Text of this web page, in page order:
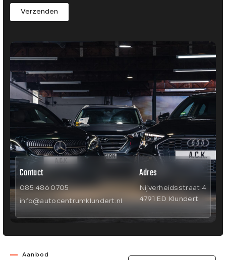
Verzenden
Contact
085 486 0705
info@autocentrumklundert.nl
Adres
Nijverheidsstraat 4
4791 ED Klundert
Aanbod